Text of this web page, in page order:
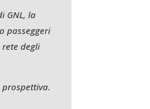
GNL, la
passeggeri
degli